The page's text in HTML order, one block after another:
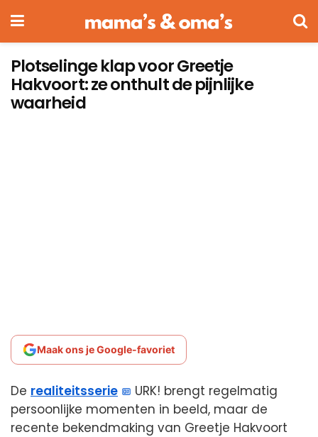
Plotselinge klap voor Greetje
Hakvoort: ze onthult de pijnlijke
waarheid
Maak ons je Google-favoriet
De realiteitsserie
URK! brengt regelmatig
persoonlijke momenten in beeld, maar de
recente bekendmaking van Greetje Hakvoort